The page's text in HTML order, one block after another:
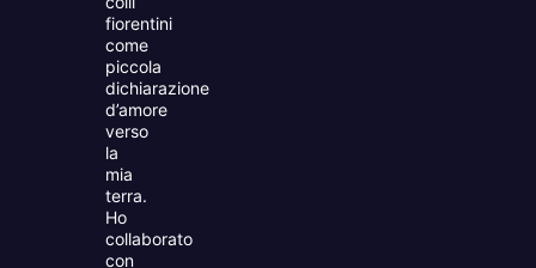
fiorentini
come
piccola
dichiarazione
d’amore
verso
la
mia
terra.
Ho
collaborato
con